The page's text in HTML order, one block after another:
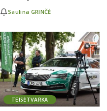
Saulina GRINČĖ
TEISĖTVARKA